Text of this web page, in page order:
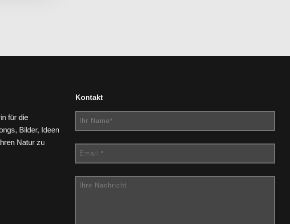
für die
Bilder, Ideen
Natur zu
Kontakt